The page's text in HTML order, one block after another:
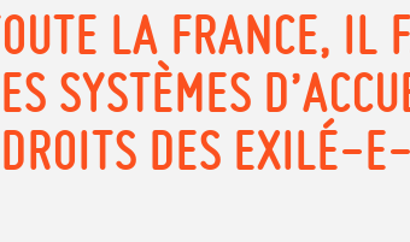
LA FRANCE, IL
SYSTÈMES
DES EXILÉ-